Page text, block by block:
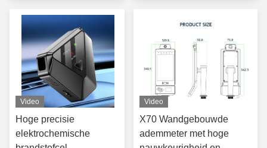
Video
Hoge precisie
elektrochemische
Video
X70 Wandgebouwde
ademmeter met hoge